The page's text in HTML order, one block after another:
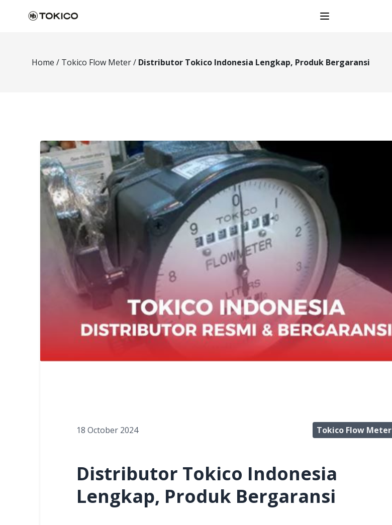
Open main menu
Home / Tokico Flow Meter/ Distributor Tokico Indonesia Lengkap, Produk Bergaransi
18 October 2024 Tokico Flow Meter
Distributor Tokico Indonesia
Lengkap, Produk Bergaransi